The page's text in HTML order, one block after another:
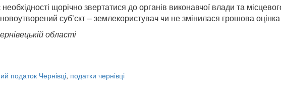
щорічно звертатися до органів виконавчої влади та
суб’єкт – землекористувач чи не змінилася грошова
області
податок Чернівці, податки чернівці